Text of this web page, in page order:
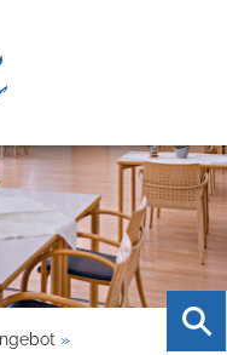
»